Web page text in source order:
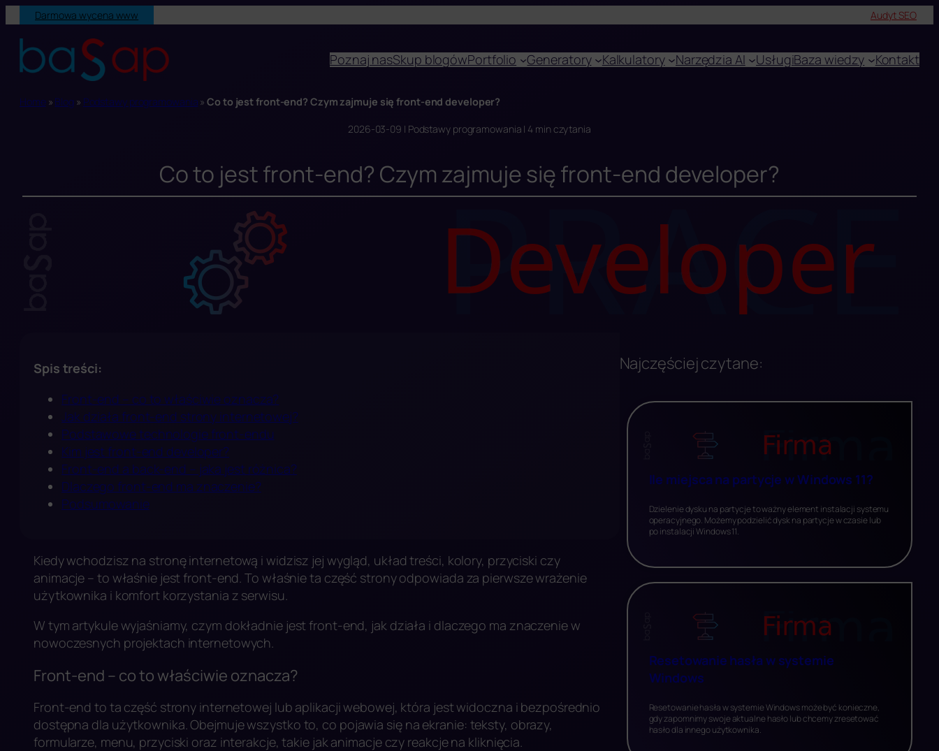
Przejdź
treści
Darmowa wycena www Audyt SEO
Poznaj nasSkup blogówPortfolio Generatory Kalkulatory Narzędzia AI UsługiBaza wiedzy Kontakt
Home» Blog» Podstawy programowania »Co to jest front-end? Czym zajmuje się front-end developer?
2026-03-09 | Podstawy programowania | 4 min czytania
Co to jest front-end? Czym zajmuje się front-end developer?
Spis treści:
Front-end – co to właściwie oznacza?
Jak działa front-end strony internetowej?
Podstawowe technologie front-endu
Kim jest front-end developer?
Front-end a back-end – jaka jest różnica?
Dlaczego front-end ma znaczenie?
Podsumowanie
Kiedy wchodzisz na stronę internetową i widzisz jej wygląd, układ treści, kolory, przyciski czy
animacje – to właśnie jest front-end. To właśnie ta część strony odpowiada za pierwsze wrażenie
użytkownika i komfort korzystania z serwisu.
W tym artykule wyjaśniamy, czym dokładnie jest front-end, jak działa i dlaczego ma znaczenie w
nowoczesnych projektach internetowych.
Front-end – co to właściwie oznacza?
Front-end to ta część strony internetowej lub aplikacji webowej, która jest widoczna i bezpośrednio
dostępna dla użytkownika. Obejmuje wszystko to, co pojawia się na ekranie: teksty, obrazy,
formularze, menu, przyciski oraz interakcje, takie jak animacje czy reakcje na kliknięcia.
Najczęściej czytane:
Ile miejsca na partycje w Windows 11?
Dzielenie dysku na partycje to ważny element instalacji systemu
operacyjnego. Możemy podzielić dysk na partycje w czasie lub
po instalacji Windows 11.
Resetowanie hasła w systemie
Windows
Resetowanie hasła w systemie Windows może być konieczne,
gdy zapomnimy swoje aktualne hasło lub chcemy zresetować
hasło dla innego użytkownika.